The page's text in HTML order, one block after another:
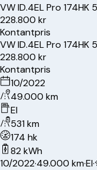
VWID.4EL Pro 174HK
228.800 kr
Kontantpris
VWID.4EL Pro 174HK
228.800 kr
Kontantpris
10/2022
49.000 km
El
531 km
174 hk
82 kWh
10/2022·49.000 km·El·